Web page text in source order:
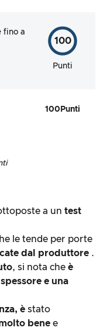
fino a
100
Punti
100 Punti
a un test
le tende per porte
dal produttore .
, si nota che è
spessore e una
è stato
bene e